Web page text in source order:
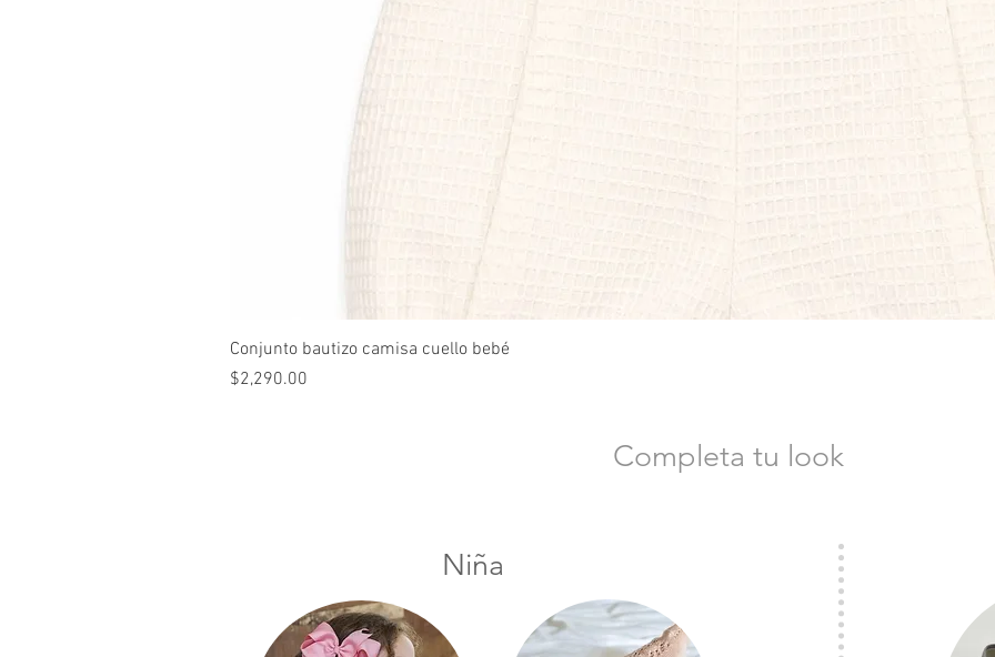
Conjunto bautizo camisa cuello bebé
Precio
$2,290.00
Completa tu look
Niña